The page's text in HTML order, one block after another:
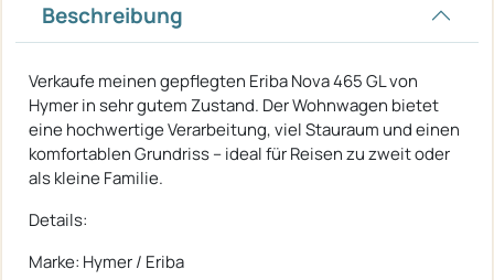
Beschreibung
Verkaufe meinen gepflegten Eriba Nova 465 GL von
Hymer in sehr gutem Zustand. Der Wohnwagen bietet
eine hochwertige Verarbeitung, viel Stauraum und einen
komfortablen Grundriss – ideal für Reisen zu zweit oder
als kleine Familie.
Details:
Marke: Hymer / Eriba